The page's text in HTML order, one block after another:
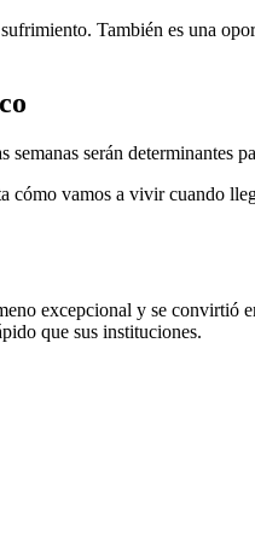
También es una
serán determinantes
vamos a vivir cuando
excepcional y se
que sus instituciones.